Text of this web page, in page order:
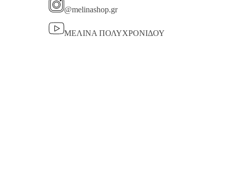
@melinashop.gr
ΜΕΛΙΝΑ ΠΟΛΥΧΡΟΝΙΔΟΥ